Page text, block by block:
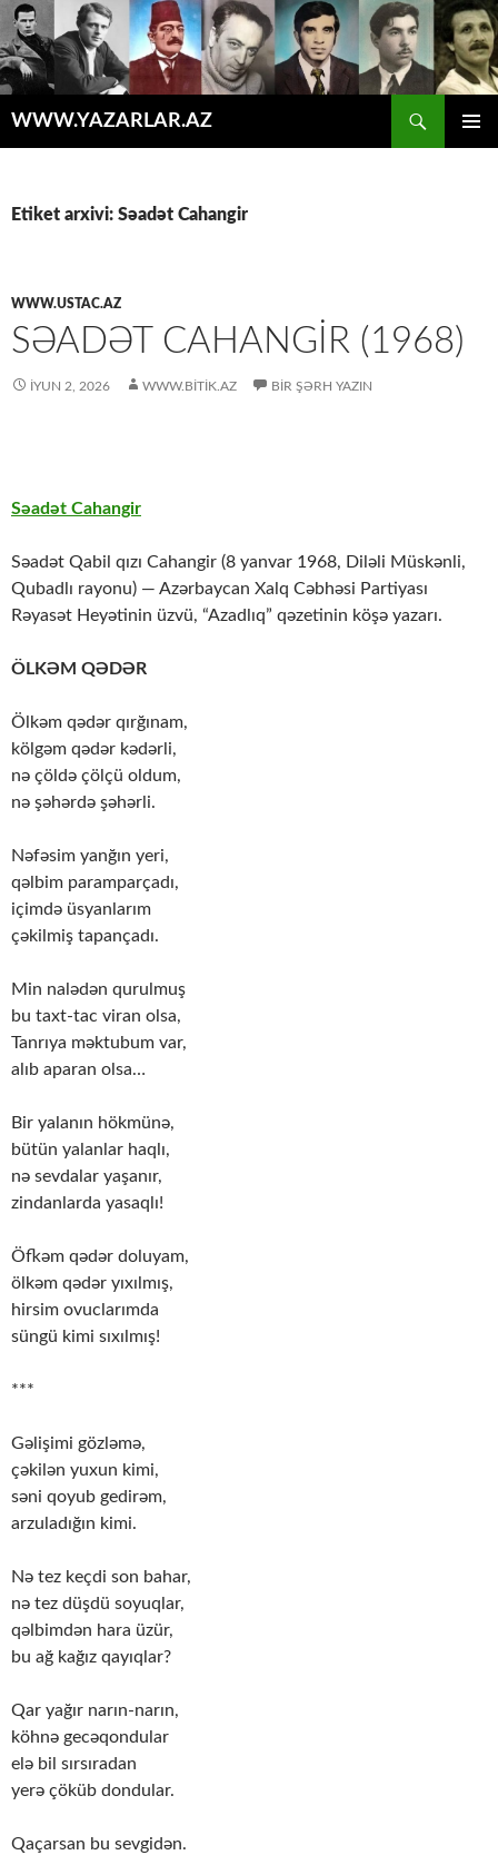
WWW.YAZARLAR.AZ
Etiket arxivi: Səadət Cahangir
WWW.USTAC.AZ
SƏADƏT CAHANGIR (1968)
İYUN 2, 2026 WWW.BITIK.AZ BIR ŞƏRH YAZIN
Səadət Cahangir
Səadət Qabil qızı Cahangir (8 yanvar 1968, Diləli Müskənli,
Qubadlı rayonu) — Azərbaycan Xalq Cəbhəsi Partiyası
Rəyasət Heyətinin üzvü, “Azadlıq” qəzetinin köşə yazarı.
ÖLKƏM QƏDƏR
Ölkəm qədər qırğınam,
kölgəm qədər kədərli,
nə çöldə çölçü oldum,
nə şəhərdə şəhərli.
Nəfəsim yanğın yeri,
qəlbim paramparçadı,
içimdə üsyanlarım
çəkilmiş tapançadı.
Min nalədən qurulmuş
bu taxt-tac viran olsa,
Tanrıya məktubum var,
alıb aparan olsa…
Bir yalanın hökmünə,
bütün yalanlar haqlı,
nə sevdalar yaşanır,
zindanlarda yasaqlı!
Öfkəm qədər doluyam,
ölkəm qədər yıxılmış,
hirsim ovuclarımda
süngü kimi sıxılmış!
***
Gəlişimi gözləmə,
çəkilən yuxun kimi,
səni qoyub gedirəm,
arzuladığın kimi.
Nə tez keçdi son bahar,
nə tez düşdü soyuqlar,
qəlbimdən hara üzür,
bu ağ kağız qayıqlar?
Qar yağır narın-narın,
köhnə gecəqondular
elə bil sırsıradan
yerə çöküb dondular.
Qaçarsan bu sevgidən.